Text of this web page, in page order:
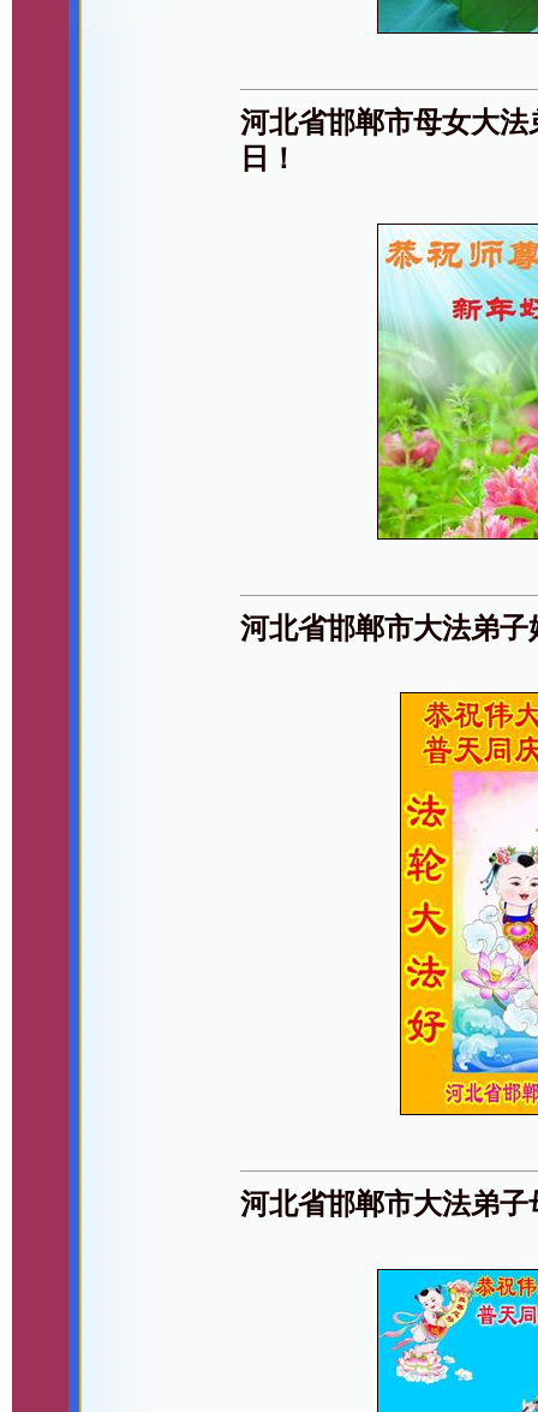
河北省邯郸市母女大
日！
河北省邯郸市大法弟
河北省邯郸市大法弟